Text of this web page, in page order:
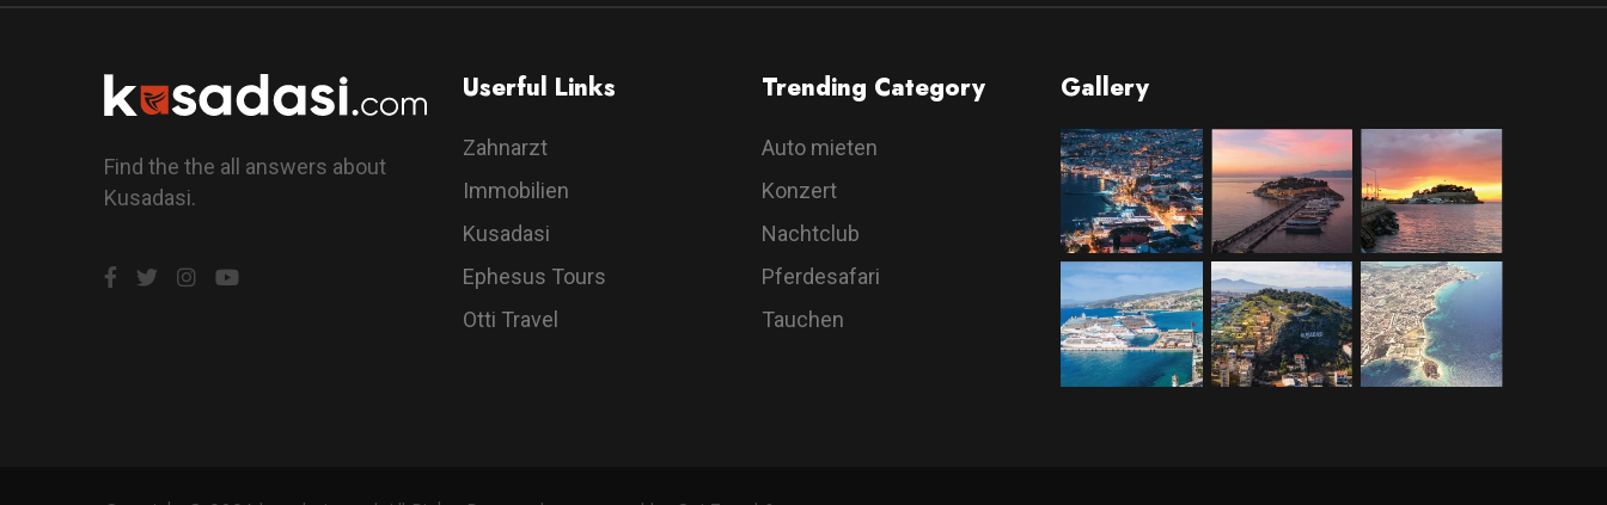
Find the the all answers about
Kusadasi.
Userful Links
Zahnarzt
Immobilien
Kusadasi
Ephesus Tours
Otti Travel
Trending Category
Auto mieten
Konzert
Nachtclub
Pferdesafari
Tauchen
Gallery